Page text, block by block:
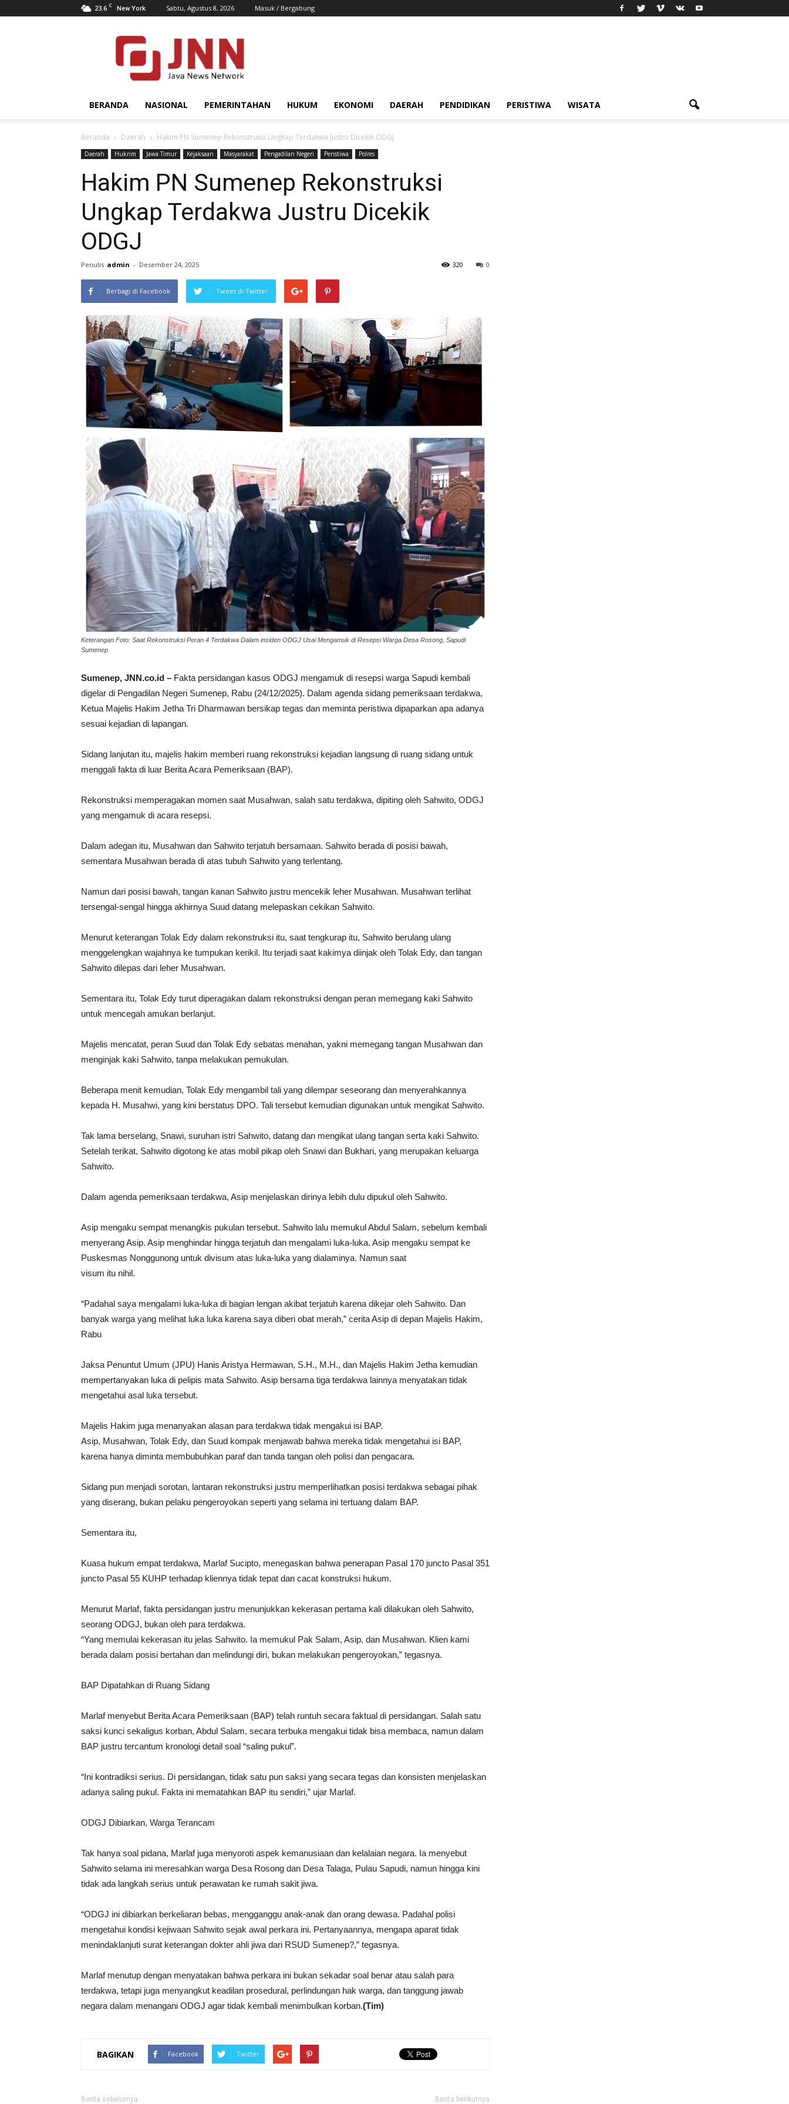
23.6 C New York Sabtu, Agustus 8, 2026 Masuk / Bergabung
JNN.co.id
BERANDA NASIONAL PEMERINTAHAN HUKUM EKONOMI DAERAH PENDIDIKAN PERISTIWA WISATA
Beranda Daerah Hakim PN Sumenep Rekonstruksi Ungkap Terdakwa Justru Dicekik ODGJ
Daerah Hukrim Jawa Timur Kejaksaan Masyarakat Pengadilan Negeri Peristiwa Polres
Hakim PN Sumenep Rekonstruksi
Ungkap Terdakwa Justru Dicekik
ODGJ
Penulis admin - Desember 24, 2025 0
320
Berbagi di Facebook Tweet di Twitter
Keterangan Foto: Saat Rekonstruksi Peran 4 Terdakwa Dalam insiden ODGJ Usai Mengamuk di Resepsi Warga Desa Rosong, Sapudi
Sumenep
Sumenep, JNN.co.id – Fakta persidangan kasus ODGJ mengamuk di resepsi warga Sapudi kembali
digelar di Pengadilan Negeri Sumenep, Rabu (24/12/2025). Dalam agenda sidang pemeriksaan terdakwa,
Ketua Majelis Hakim Jetha Tri Dharmawan bersikap tegas dan meminta peristiwa dipaparkan apa adanya
sesuai kejadian di lapangan.
Sidang lanjutan itu, majelis hakim memberi ruang rekonstruksi kejadian langsung di ruang sidang untuk
menggali fakta di luar Berita Acara Pemeriksaan (BAP).
Rekonstruksi memperagakan momen saat Musahwan, salah satu terdakwa, dipiting oleh Sahwito, ODGJ
yang mengamuk di acara resepsi.
Dalam adegan itu, Musahwan dan Sahwito terjatuh bersamaan. Sahwito berada di posisi bawah,
sementara Musahwan berada di atas tubuh Sahwito yang terlentang.
Namun dari posisi bawah, tangan kanan Sahwito justru mencekik leher Musahwan. Musahwan terlihat
tersengal-sengal hingga akhirnya Suud datang melepaskan cekikan Sahwito.
Menurut keterangan Tolak Edy dalam rekonstruksi itu, saat tengkurap itu, Sahwito berulang ulang
menggelengkan wajahnya ke tumpukan kerikil. Itu terjadi saat kakimya diinjak oleh Tolak Edy, dan tangan
Sahwito dilepas dari leher Musahwan.
Sementara itu, Tolak Edy turut diperagakan dalam rekonstruksi dengan peran memegang kaki Sahwito
untuk mencegah amukan berlanjut.
Majelis mencatat, peran Suud dan Tolak Edy sebatas menahan, yakni memegang tangan Musahwan dan
menginjak kaki Sahwito, tanpa melakukan pemukulan.
Beberapa menit kemudian, Tolak Edy mengambil tali yang dilempar seseorang dan menyerahkannya
kepada H. Musahwi, yang kini berstatus DPO. Tali tersebut kemudian digunakan untuk mengikat Sahwito.
Tak lama berselang, Snawi, suruhan istri Sahwito, datang dan mengikat ulang tangan serta kaki Sahwito.
Setelah terikat, Sahwito digotong ke atas mobil pikap oleh Snawi dan Bukhari, yang merupakan keluarga
Sahwito.
Dalam agenda pemeriksaan terdakwa, Asip menjelaskan dirinya lebih dulu dipukul oleh Sahwito.
Asip mengaku sempat menangkis pukulan tersebut. Sahwito lalu memukul Abdul Salam, sebelum kembali
menyerang Asip. Asip menghindar hingga terjatuh dan mengalami luka-luka. Asip mengaku sempat ke
Puskesmas Nonggunong untuk divisum atas luka-luka yang dialaminya. Namun saat
visum itu nihil.
“Padahal saya mengalami luka-luka di bagian lengan akibat terjatuh karena dikejar oleh Sahwito. Dan
banyak warga yang melihat luka luka karena saya diberi obat merah,” cerita Asip di depan Majelis Hakim,
Rabu
Jaksa Penuntut Umum (JPU) Hanis Aristya Hermawan, S.H., M.H., dan Majelis Hakim Jetha kemudian
mempertanyakan luka di pelipis mata Sahwito. Asip bersama tiga terdakwa lainnya menyatakan tidak
mengetahui asal luka tersebut.
Majelis Hakim juga menanyakan alasan para terdakwa tidak mengakui isi BAP.
Asip, Musahwan, Tolak Edy, dan Suud kompak menjawab bahwa mereka tidak mengetahui isi BAP,
karena hanya diminta membubuhkan paraf dan tanda tangan oleh polisi dan pengacara.
Sidang pun menjadi sorotan, lantaran rekonstruksi justru memperlihatkan posisi terdakwa sebagai pihak
yang diserang, bukan pelaku pengeroyokan seperti yang selama ini tertuang dalam BAP.
Sementara itu,
Kuasa hukum empat terdakwa, Marlaf Sucipto, menegaskan bahwa penerapan Pasal 170 juncto Pasal 351
juncto Pasal 55 KUHP terhadap kliennya tidak tepat dan cacat konstruksi hukum.
Menurut Marlaf, fakta persidangan justru menunjukkan kekerasan pertama kali dilakukan oleh Sahwito,
seorang ODGJ, bukan oleh para terdakwa.
“Yang memulai kekerasan itu jelas Sahwito. Ia memukul Pak Salam, Asip, dan Musahwan. Klien kami
berada dalam posisi bertahan dan melindungi diri, bukan melakukan pengeroyokan,” tegasnya.
BAP Dipatahkan di Ruang Sidang
Marlaf menyebut Berita Acara Pemeriksaan (BAP) telah runtuh secara faktual di persidangan. Salah satu
saksi kunci sekaligus korban, Abdul Salam, secara terbuka mengakui tidak bisa membaca, namun dalam
BAP justru tercantum kronologi detail soal “saling pukul”.
“Ini kontradiksi serius. Di persidangan, tidak satu pun saksi yang secara tegas dan konsisten menjelaskan
adanya saling pukul. Fakta ini mematahkan BAP itu sendiri,” ujar Marlaf.
ODGJ Dibiarkan, Warga Terancam
Tak hanya soal pidana, Marlaf juga menyoroti aspek kemanusiaan dan kelalaian negara. Ia menyebut
Sahwito selama ini meresahkan warga Desa Rosong dan Desa Talaga, Pulau Sapudi, namun hingga kini
tidak ada langkah serius untuk perawatan ke rumah sakit jiwa.
“ODGJ ini dibiarkan berkeliaran bebas, mengganggu anak-anak dan orang dewasa. Padahal polisi
mengetahui kondisi kejiwaan Sahwito sejak awal perkara ini. Pertanyaannya, mengapa aparat tidak
menindaklanjuti surat keterangan dokter ahli jiwa dari RSUD Sumenep?,” tegasnya.
Marlaf menutup dengan menyatakan bahwa perkara ini bukan sekadar soal benar atau salah para
terdakwa, tetapi juga menyangkut keadilan prosedural, perlindungan hak warga, dan tanggung jawab
negara dalam menangani ODGJ agar tidak kembali menimbulkan korban.(Tim)
BAGIKAN Facebook Twitter
Berita sebelumya Berita berikutnya